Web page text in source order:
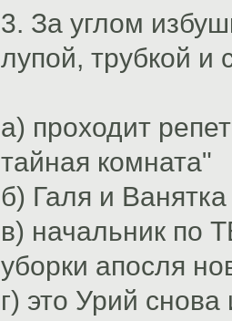
3. За углом
лупой, трубкой и
а) проходит
тайная комната"
б) Галя и
в) начальник по
уборки апосля
г) это Урий